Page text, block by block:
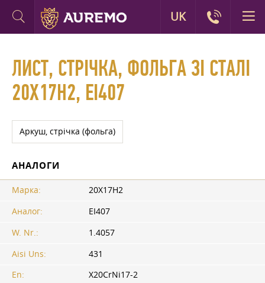
ЛИСТ, СТРІЧКА, ФОЛЬГА ЗІ СТАЛІ
20Х17Н2, ЕІ407
Аркуш, стрічка (фольга)
АНАЛОГИ
Марка:
20Х17Н2
Аналог:
ЕІ407
W. Nr.:
1.4057
Aisi Uns:
431
En:
X20CrNi17-2
UK